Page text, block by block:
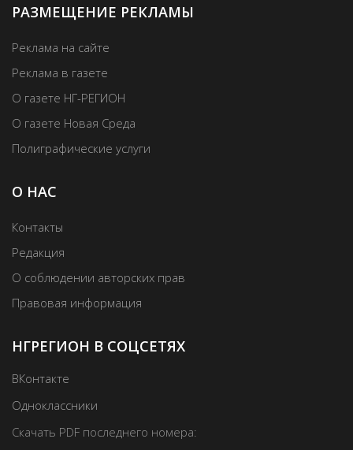
РАЗМЕЩЕНИЕ РЕКЛАМЫ
Реклама на сайте
Реклама в газете
О газете НГ-РЕГИОН
О газете Новая Среда
Полиграфические услуги
О НАС
Контакты
Редакция
О соблюдении авторских прав
Правовая информация
НГРЕГИОН В СОЦСЕТЯХ
ВКонтакте
Одноклассники
Скачать PDF последнего номера: